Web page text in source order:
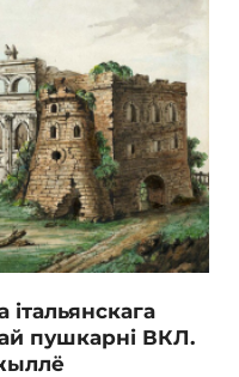
італьянскага
пушкарні ВКЛ.